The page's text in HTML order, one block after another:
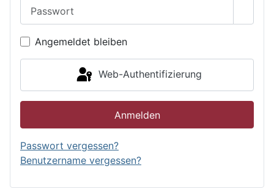
Angemeldet bleiben
Web-Authentifizierung
Anmelden
Passwort vergessen?
Benutzername vergessen?